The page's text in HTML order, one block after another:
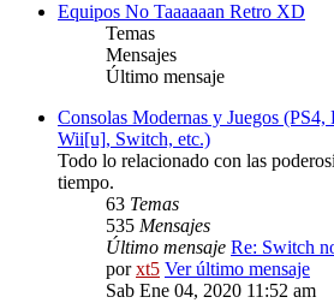
Equipos No Taaaaaan Retro XD
Temas
Mensajes
Último mensaje
Consolas Modernas y Juegos
Wii[u], Switch, etc.)
Todo lo relacionado con las
tiempo.
63 Temas
535 Mensajes
Último mensaje Re: Switch
porxt5 Ver último mensaje
Sab Ene 04, 2020 11:52 am